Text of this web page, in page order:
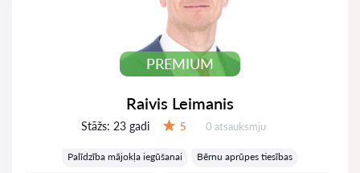
PREMIUM
Raivis Leimanis
Stāžs: 23 gadi 5 Atsauksmes:
0 atsauksmju
Palīdzība mājokļa iegūšanai
Bērnu aprūpes tiesības